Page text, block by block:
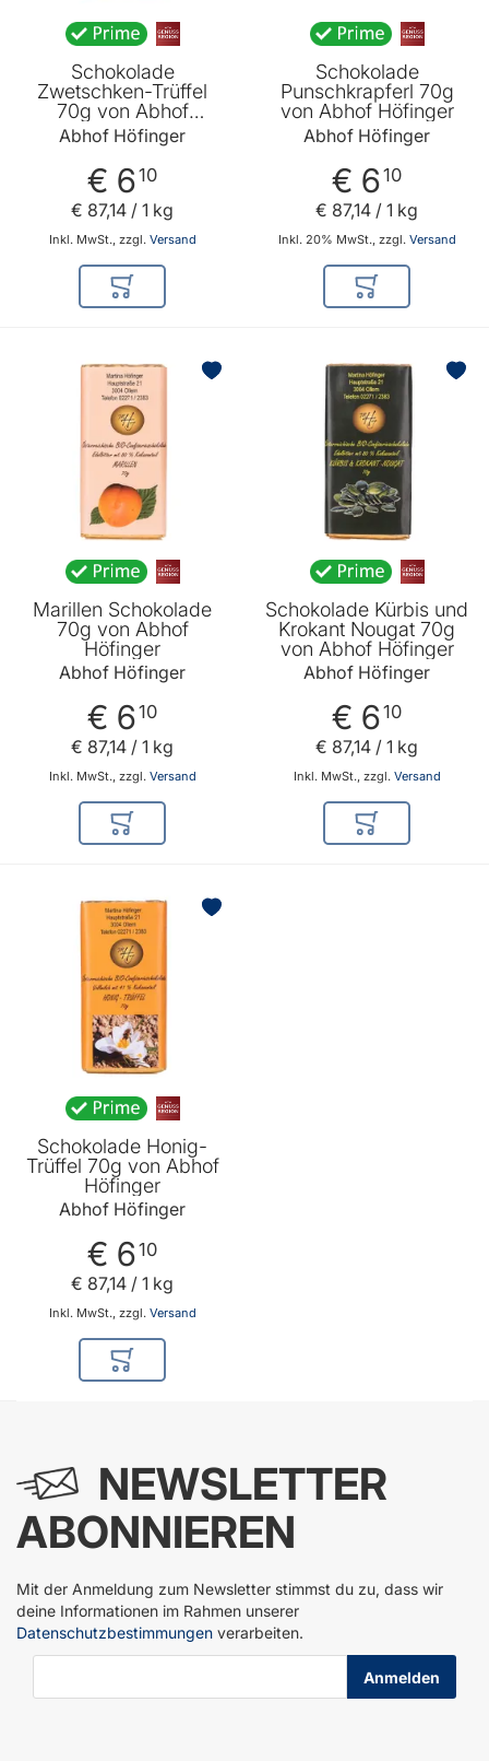
Schokolade
Zwetschken-Trüffel
70g von Abhof
Höfinger
Abhof Höfinger
€ 610
Inkl. MwSt., zzgl. Versand
€ 87,14 / 1 kg
In den Warenkorb
Schokolade
Punschkrapferl 70g
von Abhof Höfinger
Abhof Höfinger
€ 610
Inkl. 20% MwSt., zzgl. Versand
€ 87,14 / 1 kg
In den
Marillen Schokolade
70g von Abhof
Höfinger
Abhof Höfinger
€ 610
Inkl. MwSt., zzgl. Versand
€ 87,14 / 1 kg
In den Warenkorb
Schokolade Kürbis und
Krokant Nougat 70g
von Abhof Höfinger
Abhof Höfinger
€ 610
Inkl. MwSt., zzgl. Versand
€ 87,14 / 1 kg
In den
Schokolade Honig-
Trüffel 70g von Abhof
Höfinger
Abhof Höfinger
€ 610
Inkl. MwSt., zzgl. Versand
€ 87,14 / 1 kg
In den Warenkorb
NEWSLETTER
ABONNIEREN
Mit der Anmeldung zum Newsletter stimmst du zu, dass wir
deine Informationen im Rahmen unserer
Datenschutzbestimmungen verarbeiten.